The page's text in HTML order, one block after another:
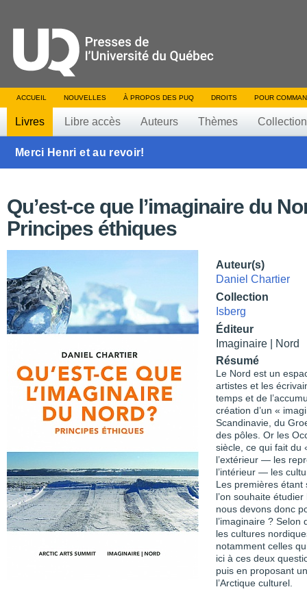
ACCUEIL NOUVELLES À PROPOS DES PUQ DROITS POUR
Livres Libre accès Auteurs Thèmes
Merci Henri et au revoir!
Qu’est-ce que l’imaginaire du
Principes éthiques
Auteur(s)
Daniel Chartier
Collection
Isberg
Éditeur
Imaginaire | Nord
Résumé
Le Nord est un
artistes et les
temps et de
création d’un «
Scandinavie, du
des pôles. Or les
siècle, ce qui fait du
l’extérieur — les
l’intérieur — les
Les premières étant
l’on souhaite
nous devons donc
l’imaginaire ?
les cultures
notamment celles
ici à ces deux
puis en proposant
l’Arctique culturel.